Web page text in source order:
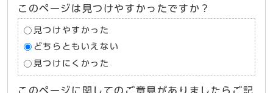
このページは見つけやすかったですか？
見つけやすかった
どちらともいえない
見つけにくかった
このページに関してのご意見がありましたらご記